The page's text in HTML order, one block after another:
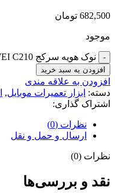
682,500 تومان
موجود
نوک هویه سرکج KAILIWEI C210 عدد
افزودن به سبد خرید
افزودن به علاقه مندی
دسته: ابزار تعمیرات موبایل,
اشتراک گذاری:
نظرات (0)
ارسال و حمل و نقل
نظرات (0)
نقد و بررسی‌ها